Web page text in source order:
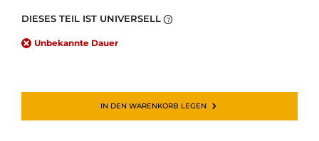
DIESES TEIL IST UNIVERSELL ?
Unbekannte Dauer
IN DEN WARENKORB LEGEN